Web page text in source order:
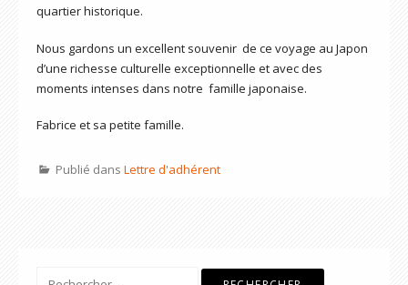
quartier historique.
Nous gardons un excellent souvenir de ce voyage au Japon
d’une richesse culturelle exceptionnelle et avec des
moments intenses dans notre famille japonaise.
Fabrice et sa petite famille.
Publié dans Lettre d'adhérent
Rechercher :